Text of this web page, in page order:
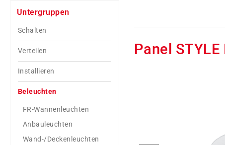
Untergruppen
Schalten
Verteilen
Installieren
Beleuchten
FR-Wannenleuchten
Anbauleuchten
Wand-/Deckenleuchten
Panel